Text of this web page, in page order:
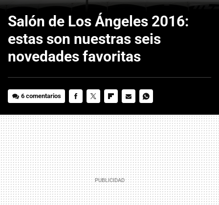
Salón de Los Ángeles 2016:
estas son nuestras seis
novedades favoritas
6 comentarios
MAIL